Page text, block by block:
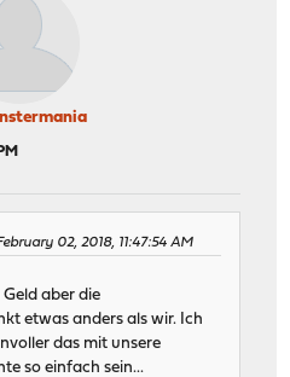
02, 2018, 11:47:54 AM
aber die
etwas anders als wir. Ich
das mit unsere
so einfach sein...